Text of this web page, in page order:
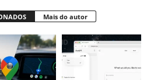
Mais do autor